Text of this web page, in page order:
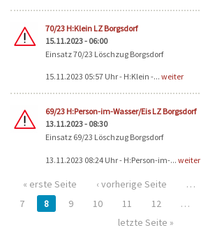
70/23 H:Klein LZ Borgsdorf
15.11.2023 - 06:00
Einsatz 70/23 Löschzug Borgsdorf
15.11.2023 05:57 Uhr - H:Klein -... weiter
69/23 H:Person-im-Wasser/Eis LZ Borgsdorf
13.11.2023 - 08:30
Einsatz 69/23 Löschzug Borgsdorf
13.11.2023 08:24 Uhr - H:Person-im-... weiter
« erste Seite ‹ vorherige Seite …
7
8 9 10 11 12 …
letzte Seite »